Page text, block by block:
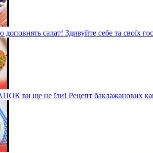
доповнять салат! Здивуйте себе та своїх
ви ще не їли! Рецепт баклажанових